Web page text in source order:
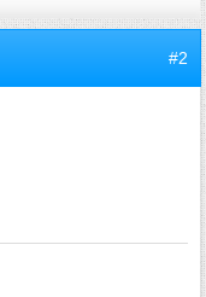
#2